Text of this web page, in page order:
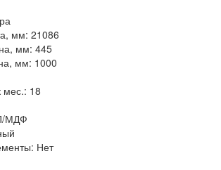
мм: 21086
мм: 445
мм: 1000
мес.: 18
МДФ
Нет